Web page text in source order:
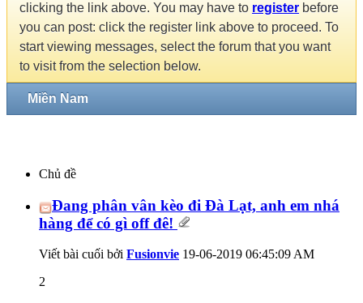
clicking the link above. You may have to register before
you can post: click the register link above to proceed. To
start viewing messages, select the forum that you want
to visit from the selection below.
Miền Nam
Chủ đề
Đang phân vân kèo đi Đà Lạt, anh em nhá
hàng để có gì off đê!
Viết bài cuối bởi Fusionvie 19-06-2019 06:45:09 AM
2